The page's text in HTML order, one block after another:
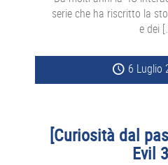
serie che ha riscritto la
e dei
6 Luglio
[Curiosità dal
Evil